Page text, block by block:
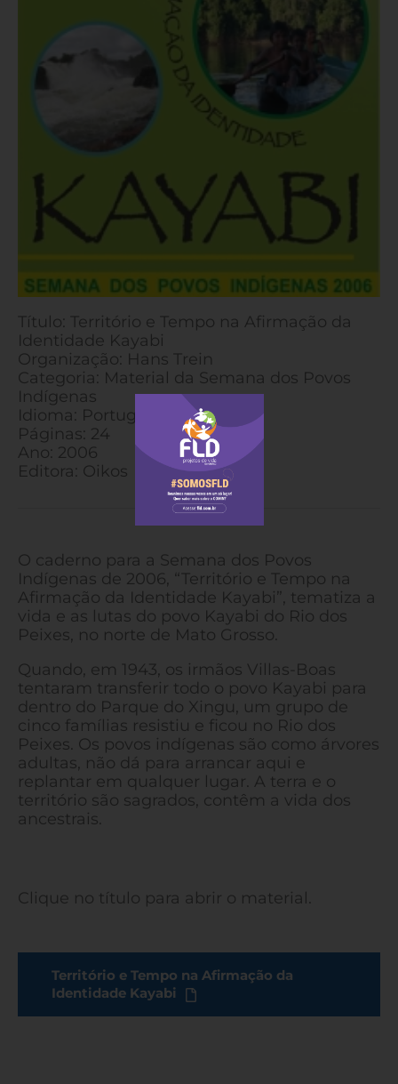
Título: Território e Tempo na Afirmação da
Identidade Kayabi
Organização: Hans Trein
Categoria: Material da Semana dos Povos
Indígenas
Idioma: Português
Páginas: 24
Ano: 2006
Editora: Oikos
O caderno para a Semana dos Povos
Indígenas de 2006, “Território e Tempo na
Afirmação da Identidade Kayabi”, tematiza a
vida e as lutas do povo Kayabi do Rio dos
Peixes, no norte de Mato Grosso.
Quando, em 1943, os irmãos Villas-Boas
tentaram transferir todo o povo Kayabi para
dentro do Parque do Xingu, um grupo de
cinco famílias resistiu e ficou no Rio dos
Peixes. Os povos indígenas são como árvores
adultas, não dá para arrancar aqui e
replantar em qualquer lugar. A terra e o
território são sagrados, contêm a vida dos
ancestrais.
Clique no título para abrir o material.
Território e Tempo na Afirmação da
Identidade Kayabi